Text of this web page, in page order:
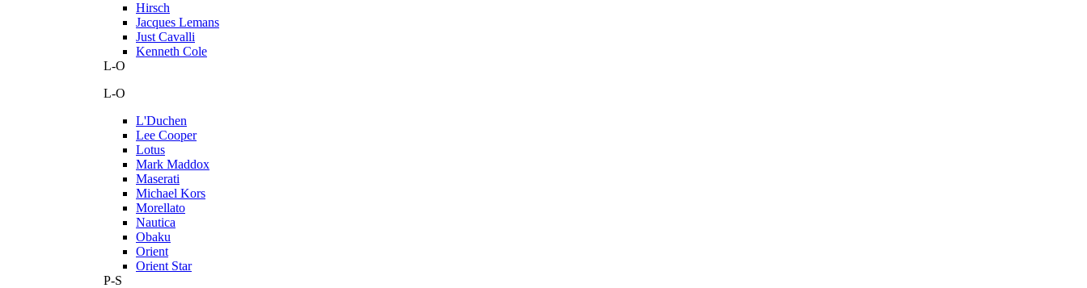
Hirsch
Jacques Lemans
Just Cavalli
Kenneth Cole
L-O
L-O
L'Duchen
Lee Cooper
Lotus
Mark Maddox
Maserati
Michael Kors
Morellato
Nautica
Obaku
Orient
Orient Star
P-S